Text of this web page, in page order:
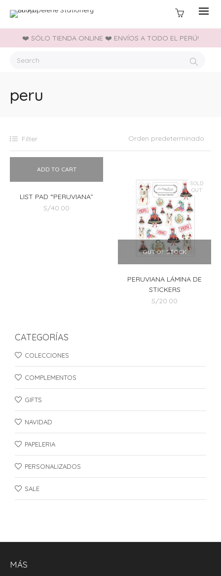
❤️ SÓLO TIENDA ONLINE ❤️ ENVÍOS A TODO EL PERÚ!
peru
Filter
ADD TO CART
LIST PAD “PERUVIANA”
S/40.00
SOLD
OUT
OUT OF STOCK
PERUVIANA LÁMINA DE
STICKERS
S/20.00
CATEGORÍAS
COLECCIONES
COMPLEMENTOS
GIFTS
NAVIDAD
PAPELERIA
PERSONALIZADOS
SALE
MÁS